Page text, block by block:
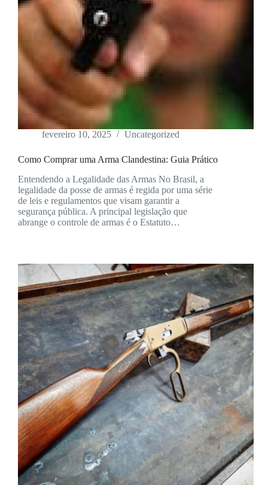
fevereiro 10, 2025 Uncategorized
Como Comprar uma Arma Clandestina: Guia Prático
Entendendo a Legalidade das Armas No Brasil, a
legalidade da posse de armas é regida por uma série
de leis e regulamentos que visam garantir a
segurança pública. A principal legislação que
abrange o controle de armas é o Estatuto…